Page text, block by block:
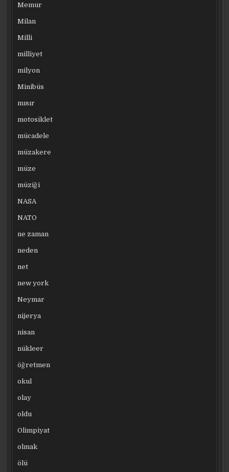
Memur
Milan
Milli
milliyet
milyon
Minibüs
mısır
motosiklet
mücadele
müzakere
müze
müziği
NASA
NATO
ne zaman
neden
net
new york
Neymar
nijerya
nisan
nükleer
öğretmen
okul
olay
oldu
Olimpiyat
olmak
ölü